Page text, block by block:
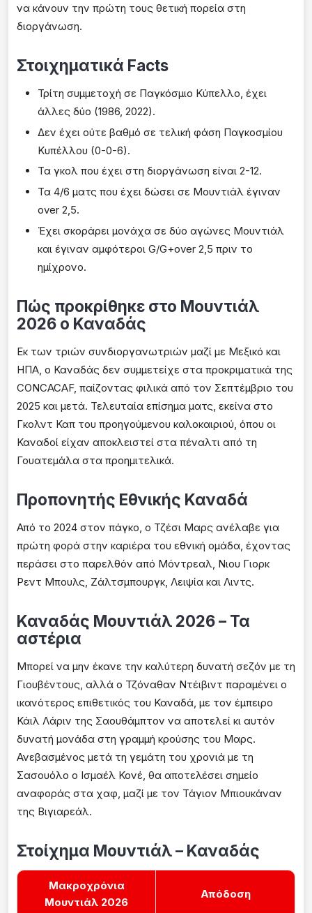
να κάνουν την πρώτη τους θετική πορεία στη
διοργάνωση.
Στοιχηματικά Facts
Τρίτη συμμετοχή σε Παγκόσμιο Κύπελλο, έχει
άλλες δύο (1986, 2022).
Δεν έχει ούτε βαθμό σε τελική φάση Παγκοσμίου
Κυπέλλου (0-0-6).
Τα γκολ που έχει στη διοργάνωση είναι 2-12.
Τα 4/6 ματς που έχει δώσει σε Μουντιάλ έγιναν
over 2,5.
Έχει σκοράρει μονάχα σε δύο αγώνες Μουντιάλ
και έγιναν αμφότεροι G/G+over 2,5 πριν το
ημίχρονο.
Πώς προκρίθηκε στο Μουντιάλ
2026 ο Καναδάς
Εκ των τριών συνδιοργανωτριών μαζί με Μεξικό και
ΗΠΑ, ο Καναδάς δεν συμμετείχε στα προκριματικά της
CONCACAF, παίζοντας φιλικά από τον Σεπτέμβριο του
2025 και μετά. Τελευταία επίσημα ματς, εκείνα στο
Γκολντ Καπ του προηγούμενου καλοκαιριού, όπου οι
Καναδοί είχαν αποκλειστεί στα πέναλτι από τη
Γουατεμάλα στα προημιτελικά.
Προπονητής Εθνικής Καναδά
Από το 2024 στον πάγκο, ο Τζέσι Μαρς ανέλαβε για
πρώτη φορά στην καριέρα του εθνική ομάδα, έχοντας
περάσει στο παρελθόν από Μόντρεαλ, Νιου Γιορκ
Ρεντ Μπουλς, Ζάλτσμπουργκ, Λειψία και Λιντς.
Καναδάς Μουντιάλ 2026 – Τα
αστέρια
Μπορεί να μην έκανε την καλύτερη δυνατή σεζόν με τη
Γιουβέντους, αλλά ο Τζόναθαν Ντέιβιντ παραμένει ο
ικανότερος επιθετικός του Καναδά, με τον έμπειρο
Κάιλ Λάριν της Σαουθάμπτον να αποτελεί κι αυτόν
δυνατή μονάδα στη γραμμή κρούσης του Μαρς.
Ανεβασμένος μετά τη γεμάτη του χρονιά με τη
Σασουόλο ο Ισμαέλ Κονέ, θα αποτελέσει σημείο
αναφοράς στα χαφ, μαζί με τον Τάγιον Μπιουκάναν
της Βιγιαρεάλ.
Στοίχημα Μουντιάλ – Καναδάς
Μακροχρόνια
Μουντιάλ 2026
Απόδοση